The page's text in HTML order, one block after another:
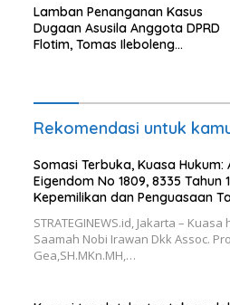
Lamban Penanganan Kasus
Dugaan Asusila Anggota DPRD
Flotim, Tomas Ileboleng
Rekomendasi untuk
Somasi Terbuka, Kuasa Hukum:
Eigendom No 1809, 8335 Tahun
Kepemilikan dan Penguasaan
STRATEGINEWS.id, Jakarta –
Saamah Nobi Irawan Dkk Assoc.
Gea,SH.MKn.MH,…